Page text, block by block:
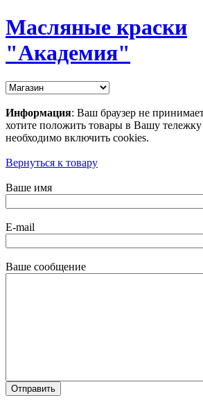
Масляные краски
"Академия"
Информация: Ваш браузер не
хотите положить товары в Вашу
необходимо включить cookies.
Вернуться к товару
Ваше имя
E-mail
Ваше сообщение